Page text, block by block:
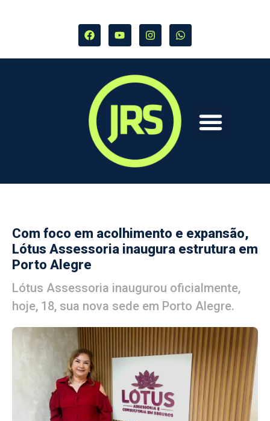
Com foco em acolhimento e expansão,
Lótus Assessoria inaugura estrutura em
Porto Alegre
Lótus Assessoria inaugurou oficialmente,
hoje, 18, sua nova sede em Porto Alegre.